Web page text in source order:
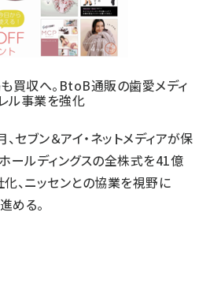
買収へ。BtoB通販の歯愛メディ
ル事業を強化
セブン＆アイ・ネットメディアが保
ールディングスの全株式を41億
、ニッセンとの協業を視野に
める。